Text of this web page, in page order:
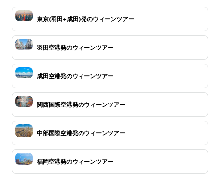
東京(羽田+成田)発のウィーンツアー
羽田空港発のウィーンツアー
成田空港発のウィーンツアー
関西国際空港発のウィーンツアー
中部国際空港発のウィーンツアー
福岡空港発のウィーンツアー